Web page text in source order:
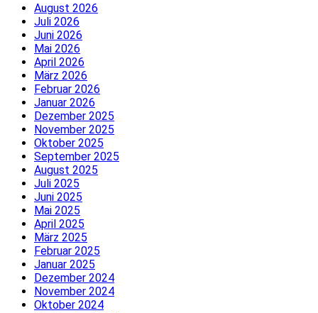
August 2026
Juli 2026
Juni 2026
Mai 2026
April 2026
März 2026
Februar 2026
Januar 2026
Dezember 2025
November 2025
Oktober 2025
September 2025
August 2025
Juli 2025
Juni 2025
Mai 2025
April 2025
März 2025
Februar 2025
Januar 2025
Dezember 2024
November 2024
Oktober 2024